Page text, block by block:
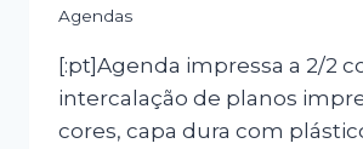
Agendas
[:pt]Agenda impressa a 2/2
intercalação de planos
cores, capa dura com